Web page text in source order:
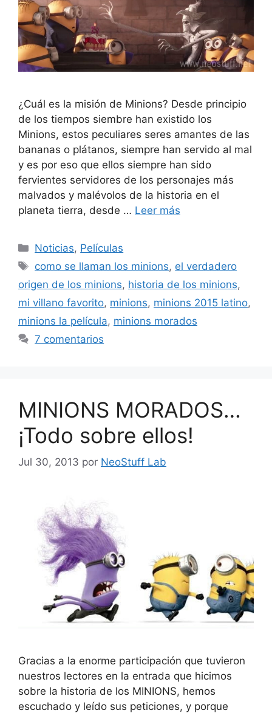
¿Cuál es la misión de Minions? Desde principio
de los tiempos siembre han existido los
Minions, estos peculiares seres amantes de las
bananas o plátanos, siempre han servido al mal
y es por eso que ellos siempre han sido
fervientes servidores de los personajes más
malvados y malévolos de la historia en el
planeta tierra, desde … Leer más
Categorías
Noticias, Películas
Etiquetas
como se llaman los minions, el verdadero
origen de los minions, historia de los minions,
mi villano favorito, minions, minions 2015 latino,
minions la película, minions morados
7 comentarios
MINIONS MORADOS…
¡Todo sobre ellos!
Jul 30, 2013 por NeoStuff Lab
Gracias a la enorme participación que tuvieron
nuestros lectores en la entrada que hicimos
sobre la historia de los MINIONS, hemos
escuchado y leído sus peticiones, y porque